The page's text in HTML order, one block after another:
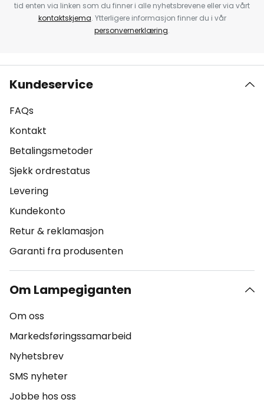
tid enten via linken som du finner i alle nyhetsbrevene eller via vårt
kontaktskjema. Ytterligere informasjon finner du i vår
personvernerklæring.
Kundeservice
FAQs
Kontakt
Betalingsmetoder
Sjekk ordrestatus
Levering
Kundekonto
Retur & reklamasjon
Garanti fra produsenten
Om Lampegiganten
Om oss
Markedsføringssamarbeid
Nyhetsbrev
SMS nyheter
Jobbe hos oss